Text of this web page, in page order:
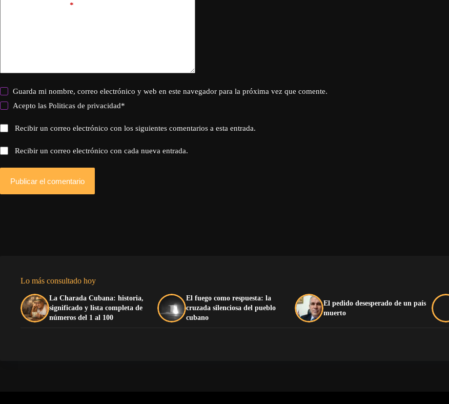
*
Guarda mi nombre, correo electrónico y web en este navegador para la próxima vez que comente.
Acepto lasPoliticas de privacidad*
Recibir un correo electrónico con los siguientes comentarios a esta entrada.
Recibir un correo electrónico con cada nueva entrada.
Publicar el comentario
Lo más consultado hoy
La Charada Cubana: historia,
significado y lista completa de
números del 1 al 100
El fuego como respuesta: la
cruzada silenciosa del pueblo
cubano
El pedido desesperado de un país
muerto